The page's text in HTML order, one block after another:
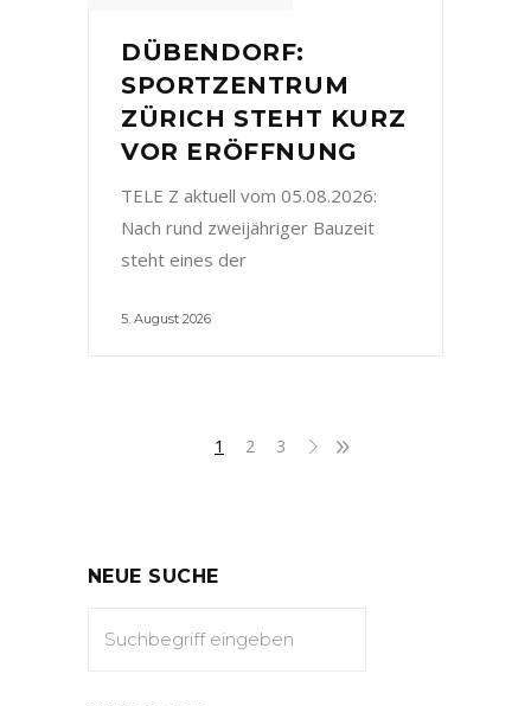
DÜBENDORF:
SPORTZENTRUM
ZÜRICH STEHT KURZ
VOR ERÖFFNUNG
TELE Z aktuell vom 05.08.2026:
Nach rund zweijähriger Bauzeit
steht eines der
5. August 2026
1 2 3
NEUE SUCHE